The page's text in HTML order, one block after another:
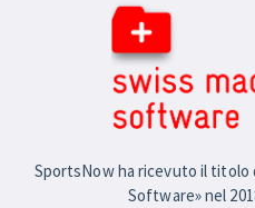
SportsNow ha ricevuto il titolo
Software» nel